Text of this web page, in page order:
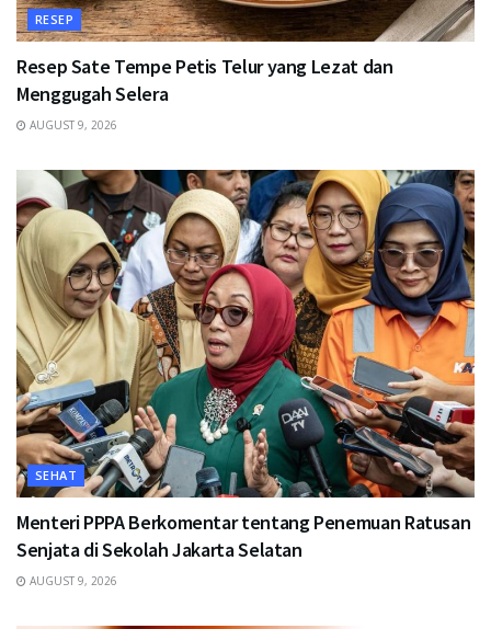
RESEP
Resep Sate Tempe Petis Telur yang Lezat dan
Menggugah Selera
AUGUST 9, 2026
SEHAT
Menteri PPPA Berkomentar tentang Penemuan Ratusan
Senjata di Sekolah Jakarta Selatan
AUGUST 9, 2026